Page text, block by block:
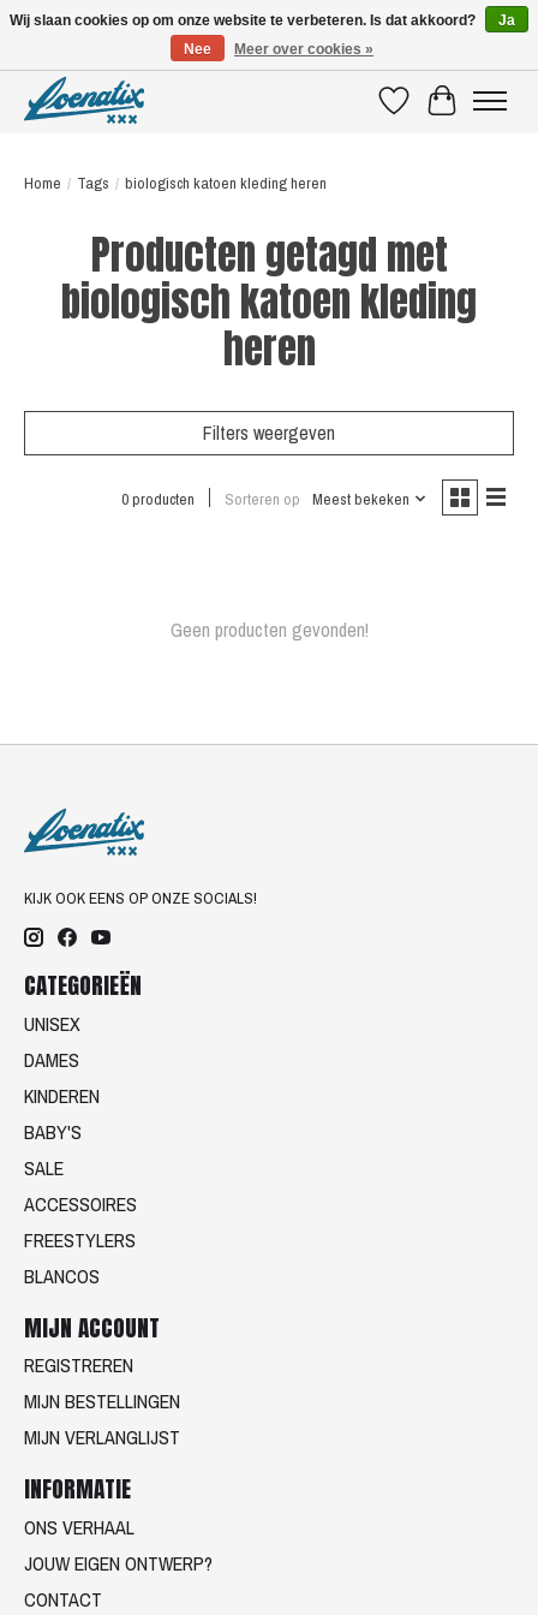
VerlanglijstWinkelwagen
Home / Tags / biologisch katoen kleding heren
Producten getagd met
biologisch katoen kleding
heren
Filters weergeven
0 producten Sorteren op Meest bekeken
Geen producten gevonden!
KIJK OOK EENS OP ONZE SOCIALS!
CATEGORIEËN
UNISEX
DAMES
KINDEREN
BABY'S
SALE
ACCESSOIRES
FREESTYLERS
BLANCOS
MIJN ACCOUNT
REGISTREREN
MIJN BESTELLINGEN
MIJN VERLANGLIJST
INFORMATIE
ONS VERHAAL
JOUW EIGEN ONTWERP?
CONTACT
Wij slaan cookies op om onze website te verbeteren. Is dat akkoord?
Ja
Nee
Meer over cookies »